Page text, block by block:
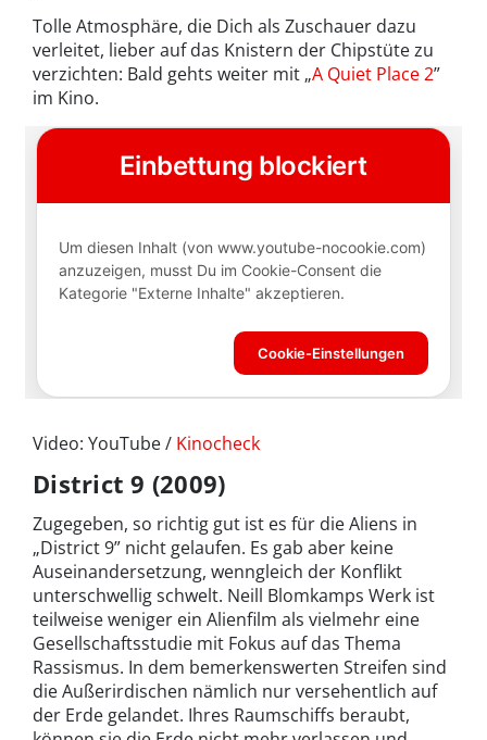
Tolle Atmosphäre, die Dich als Zuschauer dazu
verleitet, lieber auf das Knistern der Chipstüte zu
verzichten: Bald gehts weiter mit „A Quiet Place 2”
im Kino.
Video: YouTube / Kinocheck
District 9 (2009)
Zugegeben, so richtig gut ist es für die Aliens in
„District 9” nicht gelaufen. Es gab aber keine
Auseinandersetzung, wenngleich der Konflikt
unterschwellig schwelt. Neill Blomkamps Werk ist
teilweise weniger ein Alienfilm als vielmehr eine
Gesellschaftsstudie mit Fokus auf das Thema
Rassismus. In dem bemerkenswerten Streifen sind
die Außerirdischen nämlich nur versehentlich auf
der Erde gelandet. Ihres Raumschiffs beraubt,